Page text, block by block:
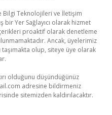
Bilgi Teknolojileri ve İletişim
bir Yer Sağlayıcı olarak hizmet
proaktif olarak denetleme
Ancak, üyelerimiz
olup, siteye üye olarak
olduğunu düşündüğünüz
adresine bildirmeniz
sitemizden kaldırılacaktır.